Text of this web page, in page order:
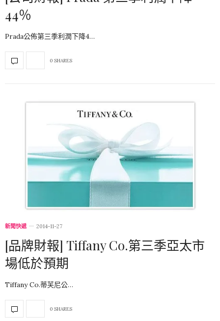
44％
Prada公佈第三季利潤下降4…
0 SHARES
新聞快遞 2014-11-27
[品牌財報] Tiffany Co.第三季亞太市
場低於預期
Tiffany Co.蒂芙尼公…
0 SHARES